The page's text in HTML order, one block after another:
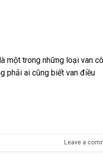
một trong những loại van
phải ai cũng biết van điều
Leave a